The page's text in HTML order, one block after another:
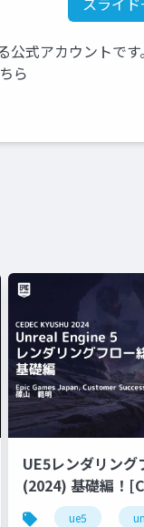
公式アカウントです
ら
UE5レンダリン
(2024) 基礎編！[CEDEC+KYUSHU
2024] ue5